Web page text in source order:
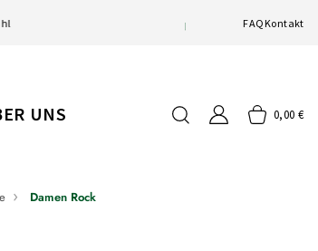
Beratung vor Ort
FAQ Kontakt
UNS 0,00 €
Damen Rock